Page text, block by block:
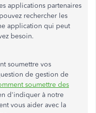
applications partenaires
rechercher les
application qui peut
besoin.
soumettre vos
de gestion de
soumettre des
d'indiquer à notre
vous aider avec la